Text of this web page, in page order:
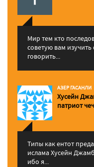
Мир тем кто
советую вам
говорить...
АЗЕР ГАСАНЛИ
Хусейн
патриот
Типы как ентот
ислама Хусейн
ибо я...